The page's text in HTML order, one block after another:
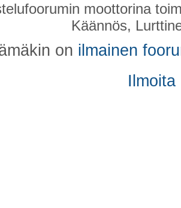
moottorina
Käännös,
on ilmainen